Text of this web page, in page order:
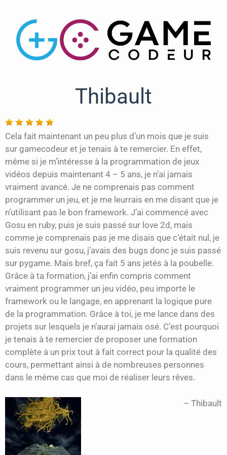
Thibault
Cela fait maintenant un peu plus d’un mois que je suis
sur gamecodeur et je tenais à te remercier. En effet,
même si je m’intéresse à la programmation de jeux
vidéos depuis maintenant 4 – 5 ans, je n’ai jamais
vraiment avancé. Je ne comprenais pas comment
programmer un jeu, et je me leurrais en me disant que je
n’utilisant pas le bon framework. J’ai commencé avec
Gosu en ruby, puis je suis passé sur love 2d, mais
comme je comprenais pas je me disais que c’était nul, je
suis revenu sur gosu, j’avais des bugs donc je suis passé
sur pygame. Mais bref, ça fait 5 ans jetés à la poubelle.
Grâce à ta formation, j’ai enfin compris comment
vraiment programmer un jeu vidéo, peu importe le
framework ou le langage, en apprenant la logique pure
de la programmation. Grâce à toi, je me lance dans des
projets sur lesquels je n’aurai jamais osé. C’est pourquoi
je tenais à te remercier de proposer une formation
complète à un prix tout à fait correct pour la qualité des
cours, permettant ainsi à de nombreuses personnes
dans le même cas que moi de réaliser leurs rêves.
Thibault